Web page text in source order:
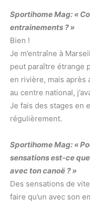
Sportihome Mag: «
entrainements ? »
Bien !
Je m’entraîne à
peut paraître étrange
en rivière, mais après
au centre national,
Je fais des stages en
régulièrement.
Sportihome Mag: «
sensations est-ce
avec ton canoë ? »
Des sensations de
faire qu’un avec son